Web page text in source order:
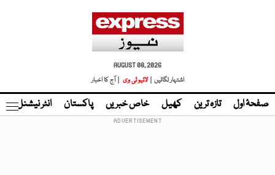
AUGUST 08, 2026
اشتہار لگائیں |
لائیو ٹی وی | آج کا اخبار
صفحۂ اول تازہ ترین کھیل خاص خبریں پاکستان انٹر نیشنل